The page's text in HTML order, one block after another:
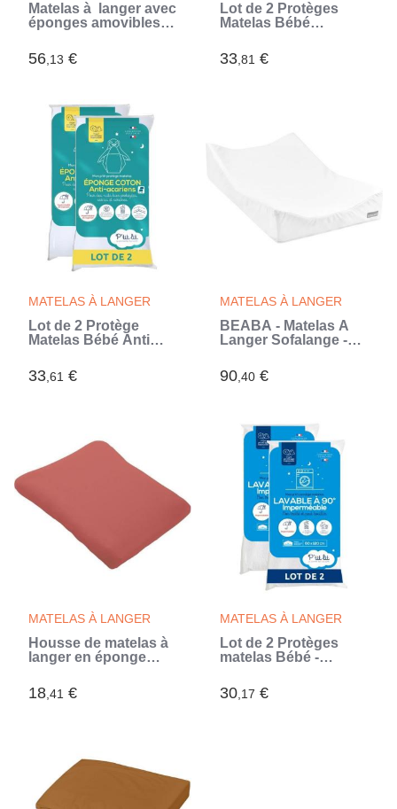
Matelas à langer avec
éponges amovibles -
cm (Blanc)
56,13 €
Lot de 2 Protèges
Matelas Bébé
Alèse Imperméable -
Viscose Douce - Sans
33,81 €
MATELAS À LANGER
Lot de 2 Protège
Matelas Bébé Anti
Bouclette 100% coton
- Imperméable - 50x85
33,61 €
MATELAS À LANGER
BÉABA - Matelas À
Langer Sofalange -
Concept Breveté -
Plan À Langer Incliné
(Blanc)
90,40 €
MATELAS À LANGER
Housse de matelas à
langer en éponge
- 50 X 75 cm
18,41 €
MATELAS À LANGER
Lot de 2 Protèges
matelas Bébé -
Imperméable et Micro
Respirante - Lavable
30,17 €